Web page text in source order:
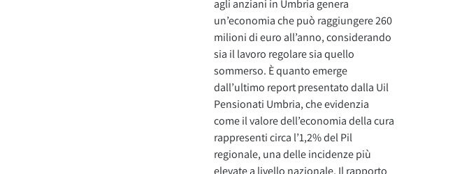
agli anziani in Umbria genera
un’economia che può raggiungere 260
milioni di euro all’anno, considerando
sia il lavoro regolare sia quello
sommerso. È quanto emerge
dall’ultimo report presentato dalla Uil
Pensionati Umbria, che evidenzia
come il valore dell’economia della cura
rappresenti circa l’1,2% del Pil
regionale, una delle incidenze più
elevate a livello nazionale. Il rapporto